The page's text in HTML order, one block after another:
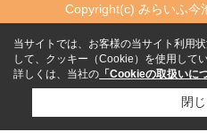
Copyright(c) みらいふ今
当サイトでは、お客様の当サイト利用
して、クッキー（Cookie）を使用してい
詳しくは、当社の 「Cookieの取扱いに
閉